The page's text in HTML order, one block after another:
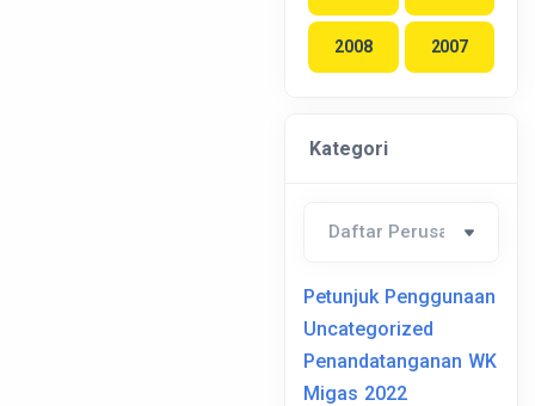
2008 2007
Kategori
Petunjuk Penggunaan
Uncategorized
Penandatanganan WK
Migas 2022